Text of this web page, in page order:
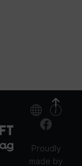
Proudly
made by